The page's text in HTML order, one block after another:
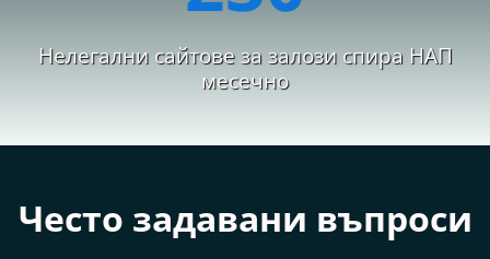
Нелегални сайтове за залози спира НАП
месечно
Често задавани въпроси